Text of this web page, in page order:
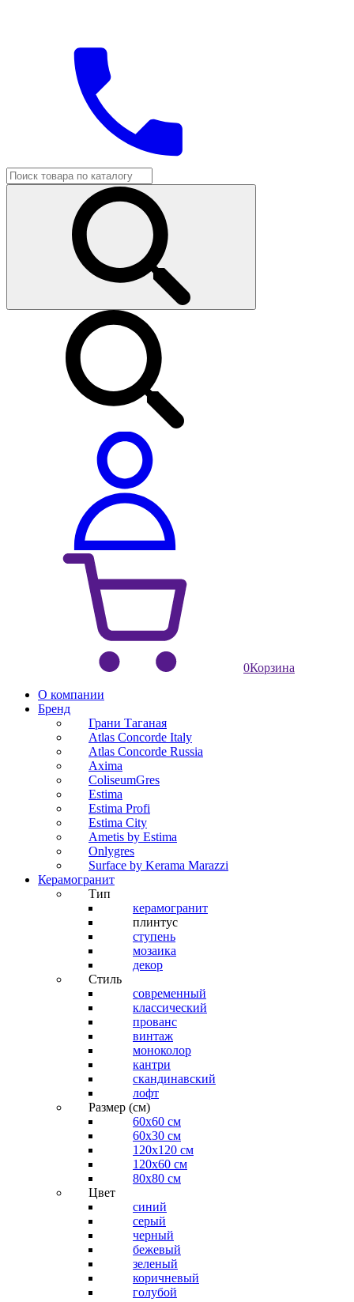
0Корзина
О компании
Бренд
Грани Таганая
Atlas Concorde Italy
Atlas Concorde Russia
Axima
ColiseumGres
Estima
Estima Profi
Estima City
Ametis by Estima
Onlygres
Surface by Kerama Marazzi
Керамогранит
Тип
керамогранит
плинтус
ступень
мозаика
декор
Стиль
современный
классический
прованс
винтаж
моноколор
кантри
скандинавский
лофт
Размер (см)
60х60 см
60x30 см
120x120 см
120x60 см
80x80 см
Цвет
синий
серый
черный
бежевый
зеленый
коричневый
голубой